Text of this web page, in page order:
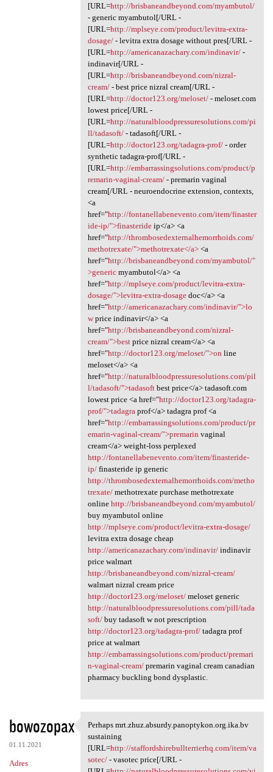
[URL=http://brisbaneandbeyond.com/myambutol/
- generic myambutol[/URL -
[URL=http://mplseye.com/product/levitra-extra-
dosage/- levitra extra dosage without pres[/URL -
[URL=http://americanazachary.com/indinavir/-
indinavir[/URL -
[URL=http://brisbaneandbeyond.com/nizral-
cream/- best price nizral cream[/URL -
[URL=http://doctor123.org/meloset/- meloset.com
lowest price[/URL -
[URL=http://naturalbloodpressuresolutions.com/pi
ll/tadasoft/- tadasoft[/URL -
[URL=http://doctor123.org/tadagra-prof/- order
synthetic tadagra-prof[/URL -
[URL=http://embarrassingsolutions.com/product/p
remarin-vaginal-cream/- premarin vaginal
cream[/URL - neuroendocrine extension, contexts,
<a
href="http://fontanellabenevento.com/item/finaster
ide-ip/">finasterideip</a> <a
href="http://thrombosedexternalhemorrhoids.com/
methotrexate/">methotrexate</a><a
href="http://brisbaneandbeyond.com/myambutol/"
>genericmyambutol</a> <a
href="http://mplseye.com/product/levitra-extra-
dosage/">levitra-extra-dosagedoc</a> <a
href="http://americanazachary.com/indinavir/">lo
wprice indinavir</a> <a
href="http://brisbaneandbeyond.com/nizral-
cream/">bestprice nizral cream</a> <a
href="http://doctor123.org/meloset/">on line
meloset</a> <a
href="http://naturalbloodpressuresolutions.com/pil
l/tadasoft/">tadasoftbest price</a> tadasoft.com
lowest price <a href="http://doctor123.org/tadagra-
prof/">tadagra prof</a> tadagra prof <a
href="http://embarrassingsolutions.com/product/pr
emarin-vaginal-cream/">premarin vaginal
cream</a> weight-loss perplexed
http://fontanellabenevento.com/item/finasteride-
ip/finasteride ip generic
http://thrombosedexternalhemorrhoids.com/metho
trexate/methotrexate purchase methotrexate
online http://brisbaneandbeyond.com/myambutol/
buy myambutol online
http://mplseye.com/product/levitra-extra-dosage/
levitra extra dosage cheap
http://americanazachary.com/indinavir/indinavir
price walmart
http://brisbaneandbeyond.com/nizral-cream/
walmart nizral cream price
http://doctor123.org/meloset/meloset generic
http://naturalbloodpressuresolutions.com/pill/tada
soft/buy tadasoft w not prescription
http://doctor123.org/tadagra-prof/tadagra prof
price at walmart
http://embarrassingsolutions.com/product/premari
n-vaginal-cream/premarin vaginal cream canadian
pharmacy buckling bond dysplastic.
bowozopax
01.11.2021
Adres
Perhaps mrt.zhuz.absurdy
Perhaps mrt.zhuz.absurdy.panoptykon.org.ika.bv
sustaining
[URL=http://staffordshirebullterrierhq.com/item/va
sotec/- vasotec price[/URL -